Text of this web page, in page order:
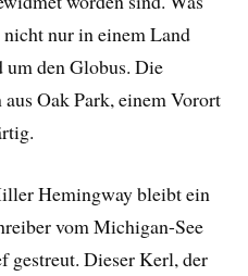
nur in einem Land
um den Globus. Die
Oak Park, einem Vorort
Hemingway bleibt ein
vom Michigan-See
gestreut. Dieser Kerl, der